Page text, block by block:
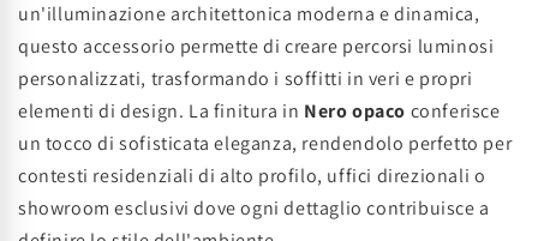
un'illuminazione architettonica moderna e dinamica,
questo accessorio permette di creare percorsi luminosi
personalizzati, trasformando i soffitti in veri e propri
elementi di design. La finitura in Nero opaco conferisce
un tocco di sofisticata eleganza, rendendolo perfetto per
contesti residenziali di alto profilo, uffici direzionali o
showroom esclusivi dove ogni dettaglio contribuisce a